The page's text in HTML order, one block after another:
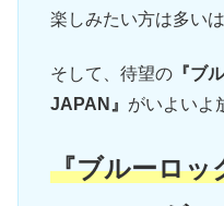
楽しみたい方は多いは
そして、待望の『ブ
JAPAN』 がいよいよ
『ブルーロッ